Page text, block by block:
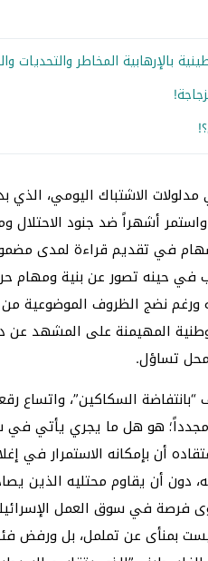
بالإرهابية المخاطر والتحديات
الاشتباك اليومي، الذي
في أكتوبر/ تشرين أول 2015، واستمر
في تقديم قراءة لمدى
في حينه تصور عن بنية ومهام
ورغم نضج الظروف الموضوعية
المهيمنة على المشهد عن
محل تساؤل.
السكاكين”، واتساع
هو هل ما يجري يأتي في
أن بإمكانه الاستمرار
دون أن يقاوم محتليه الذين
فرصة في سوق العمل
بمنأى عن تململ، بل ورفض